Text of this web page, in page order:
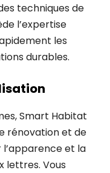
techniques de
l’expertise
les
durables.
Smart Habitat
rénovation et de
et la
lettres. Vous